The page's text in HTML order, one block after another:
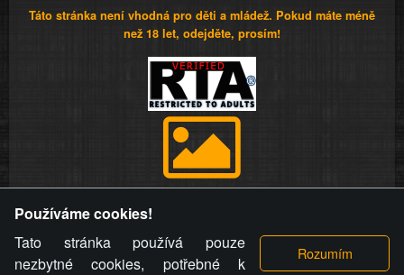
Táto stránka není vhodná pro děti a mládež. Pokud máte méně
než 18 let, odejděte, prosím!
videa a komentáře. Osoba, které se toto opatření provozovatele
stránky týče, ani osoba, která umístila fotografii nebo video na
stránku, nemůže z důvodu odstranění fotografie, videa nebo
komentáře pro výše uvedenou okolnost uplatnit vůči
Používáme cookies!
Tato stránka používá pouze
nezbytné cookies, potřebné k